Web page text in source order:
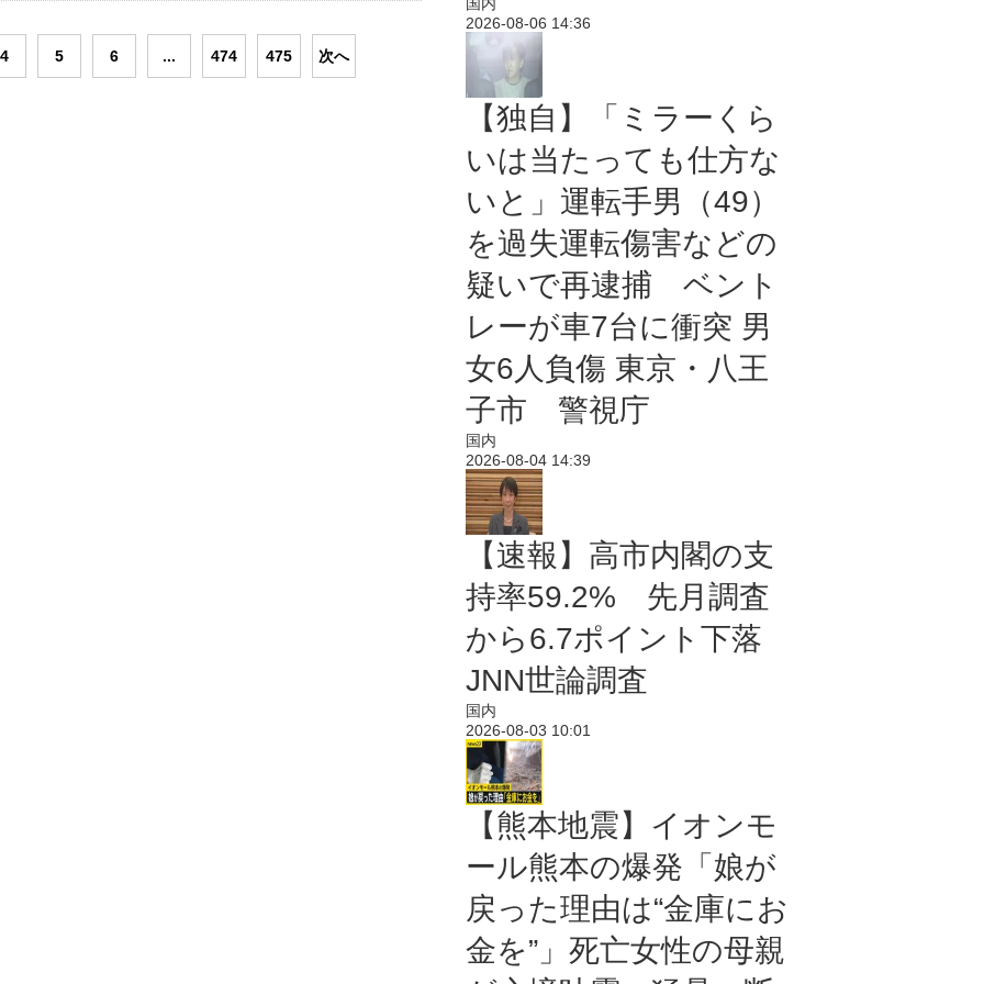
4 5 6 ... 474 475 次へ
2026-08-06 14:36
【独自】「ミラーくら
いは当たっても仕方な
いと」運転手男（49）
を過失運転傷害などの
疑いで再逮捕 ベント
レーが車7台に衝突 男
女6人負傷 東京・八王
子市 警視庁
国内
2026-08-04 14:39
【速報】高市内閣の支
持率59.2% 先月調査
から6.7ポイント下落
JNN世論調査
国内
2026-08-03 10:01
【熊本地震】イオンモ
ール熊本の爆発「娘が
戻った理由は“金庫にお
金を”」死亡女性の母親